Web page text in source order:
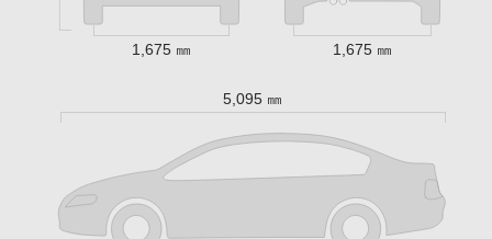
1,675 ㎜ 1,675 ㎜
5,095 ㎜